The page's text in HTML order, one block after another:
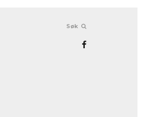
Søk